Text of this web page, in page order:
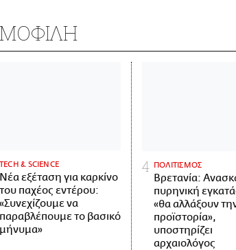
ΤECH & SCIENCE
Νέα εξέταση για καρκίνο
του παχέος εντέρου:
«Συνεχίζουμε να
παραβλέπουμε το βασικό
μήνυμα»
ΠΟΛΙΤΙΣΜΟΣ
Βρετανία:
πυρηνική
«θα αλλάξουν
προϊστορία»,
υποστηρίζει
αρχαιολόγος